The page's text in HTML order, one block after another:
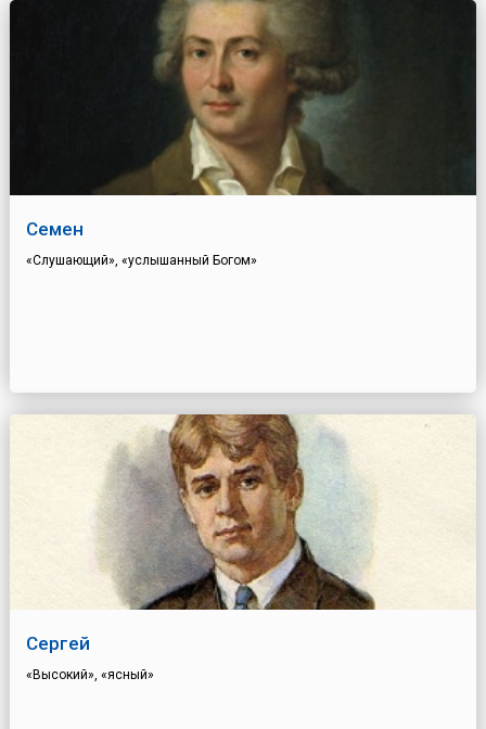
Семен
«Слушающий», «услышанный Богом»
Сергей
«Высокий», «ясный»